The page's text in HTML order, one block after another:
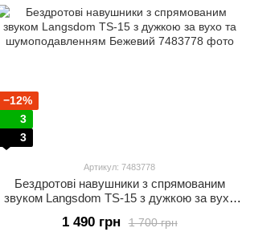
−12%
3
3
Артикул: 7483778
Бездротові навушники з спрямованим
звуком Langsdom TS-15 з дужкою за вухо
1 700 грн
1 490 грн